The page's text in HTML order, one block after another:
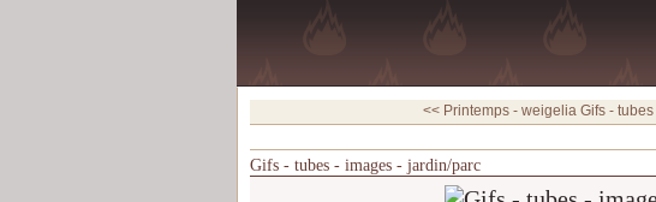
<< Printemps - weigelia Gifs -
Gifs - tubes - images - jardin/parc